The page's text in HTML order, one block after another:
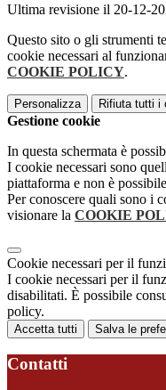
Ultima revisione il 20-12-
Questo sito o gli strumenti
cookie necessari al
COOKIE POLICY.
Personalizza Rifiuta tutti i
Gestione cookie
In questa schermata è
I cookie necessari sono
piattaforma e non è
Per conoscere quali sono i
visionare la COOKIE
Cookie necessari per il
I cookie necessari per il
disabilitati. È possibile
policy.
Accetta tutti Salva le
Contatti